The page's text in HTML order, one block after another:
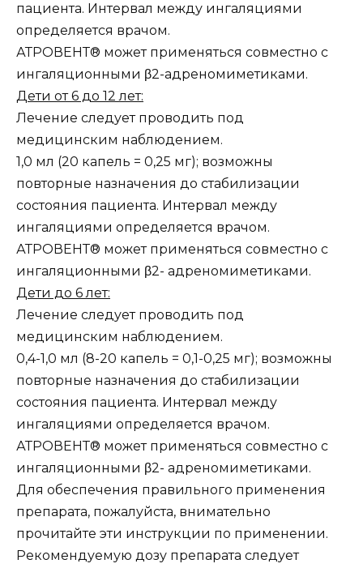
пациента. Интервал между ингаляциями
определяется врачом.
АТРОВЕНТ® может применяться совместно с
ингаляционными β2-адреномиметиками.
Дети от 6 до 12 лет:
Лечение следует проводить под
медицинским наблюдением.
1,0 мл (20 капель = 0,25 мг); возможны
повторные назначения до стабилизации
состояния пациента. Интервал между
ингаляциями определяется врачом.
АТРОВЕНТ® может применяться совместно с
ингаляционными β2- адреномиметиками.
Дети до 6 лет:
Лечение следует проводить под
медицинским наблюдением.
0,4-1,0 мл (8-20 капель = 0,1-0,25 мг); возможны
повторные назначения до стабилизации
состояния пациента. Интервал между
ингаляциями определяется врачом.
АТРОВЕНТ® может применяться совместно с
ингаляционными β2- адреномиметиками.
Для обеспечения правильного применения
препарата, пожалуйста, внимательно
прочитайте эти инструкции по применении.
Рекомендуемую дозу препарата следует